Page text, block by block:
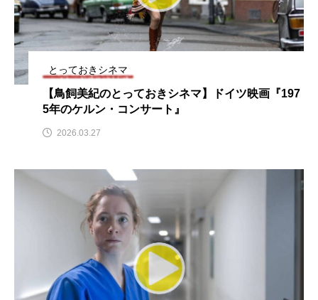
lets追求the牛肉 LOST LAND
MOCOコレクション オムニバス
Playground/校庭
ROKKO森の音ミュージアム
SANDA ORGANIC VILLAGE MEETINGのつながるラジオ
SDGs・タイプスマート農業推進プロジェクト関西学院
SIKIガーデン Autumn Season
Singing with a smile snowwhite
とっておきシネマ
【鳥飼美紀のとっておきシネマ】ドイツ映画『197
5年のケルン・コンサート』
2026.03.27